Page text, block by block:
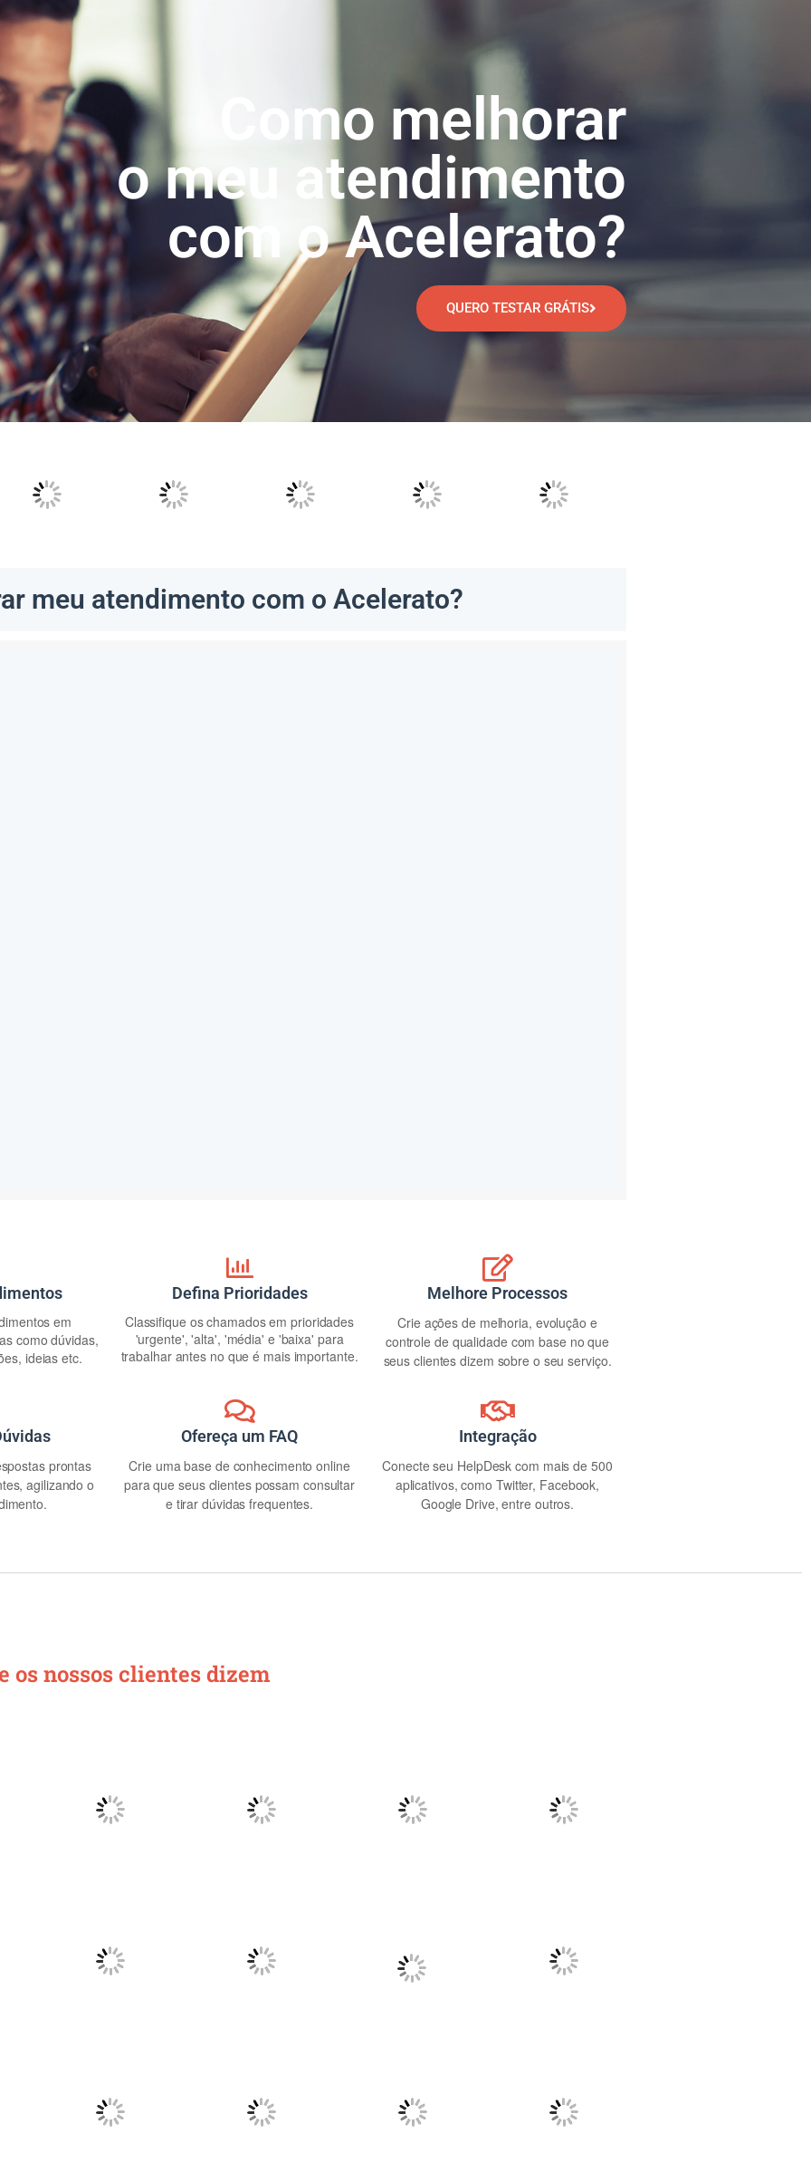
Como melhorar
o meu atendimento
com o Acelerato?
QUERO TESTAR GRÁTIS
meu atendimento com o Acelerato?
em
como dúvidas,
ideias etc.
Defina Prioridades
Classifique os chamados em prioridades
'urgente', 'alta', 'média' e 'baixa' para
trabalhar antes no que é mais importante.
Melhore Processos
Crie ações de melhoria, evolução e
controle de qualidade com base no que
seus clientes dizem sobre o seu serviço.
prontas
agilizando o
Ofereça um FAQ
Crie uma base de conhecimento online
para que seus clientes possam consultar
e tirar dúvidas frequentes.
Integração
Conecte seu HelpDesk com mais de 500
aplicativos, como Twitter, Facebook,
Google Drive, entre outros.
os nossos clientes dizem